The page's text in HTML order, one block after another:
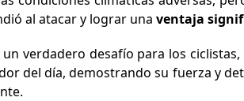
al atacar y lograr una ventaja
verdadero desafío para los
del día, demostrando su fuerza y